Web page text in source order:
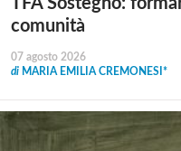
TFA Sostegno:
comunità
07 agosto 2026
di MARIA EMILIA CREMONESI*